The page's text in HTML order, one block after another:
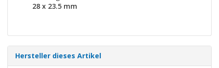
28 x 23.5 mm
Hersteller dieses Artikel